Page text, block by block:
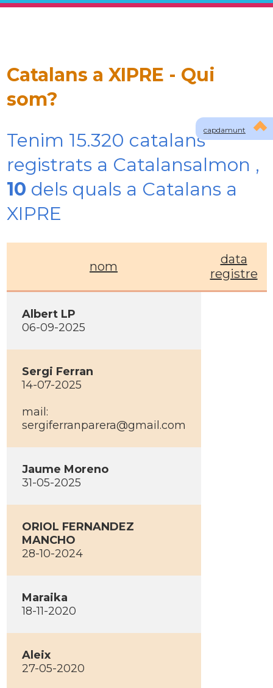
capdamunt
Catalans a XIPRE - Qui
som?
Tenim 15.320 catalans
registrats a Catalansalmon ,
10 dels quals a Catalans a
XIPRE
nom
data
registre
Albert LP
06-09-2025
Sergi Ferran
14-07-2025
mail:
sergiferranparera@gmail.com
Jaume Moreno
31-05-2025
ORIOL FERNANDEZ
MANCHO
28-10-2024
Maraika
18-11-2020
Aleix
27-05-2020